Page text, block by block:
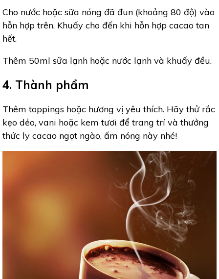
Cho nước hoặc sữa nóng đã đun (khoảng 80 độ) vào
hỗn hợp trên. Khuấy cho đến khi hỗn hợp cacao tan
hết.
Thêm 50ml sữa lạnh hoặc nước lạnh và khuấy đều.
4. Thành phẩm
Thêm toppings hoặc hương vị yêu thích. Hãy thử rắc
kẹo dẻo, vani hoặc kem tươi để trang trí và thưởng
thức ly cacao ngọt ngào, ấm nóng này nhé!